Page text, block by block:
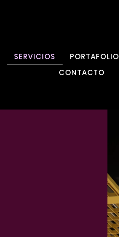
SERVICIOS PORTAFOLIO
CONTACTO